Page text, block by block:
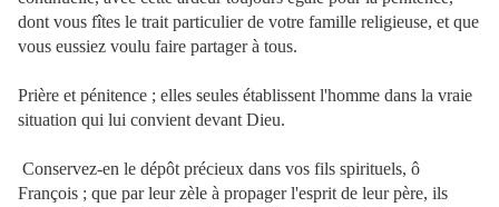
dont vous fîtes le trait particulier de votre famille religieuse, et que
vous eussiez voulu faire partager à tous.
Prière et pénitence ; elles seules établissent l'homme dans la vraie
situation qui lui convient devant Dieu.
Conservez-en le dépôt précieux dans vos fils spirituels, ô
François ; que par leur zèle à propager l'esprit de leur père, ils